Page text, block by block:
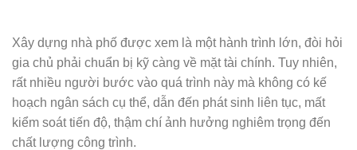
Xây dựng nhà phố được xem là một hành trình lớn, đòi hỏi
gia chủ phải chuẩn bị kỹ càng về mặt tài chính. Tuy nhiên,
rất nhiều người bước vào quá trình này mà không có kế
hoạch ngân sách cụ thể, dẫn đến phát sinh liên tục, mất
kiểm soát tiến độ, thậm chí ảnh hưởng nghiêm trọng đến
chất lượng công trình.